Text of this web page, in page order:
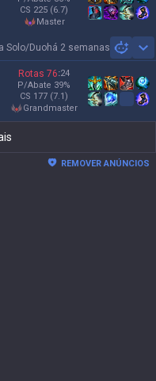
CS 225 (6.7)
master
Solo/Duohá 2 semanas
Rotas 76:24
P/Abate 39%
CS 177 (7.1)
grandmaster
REMOVER ANÚNCIOS